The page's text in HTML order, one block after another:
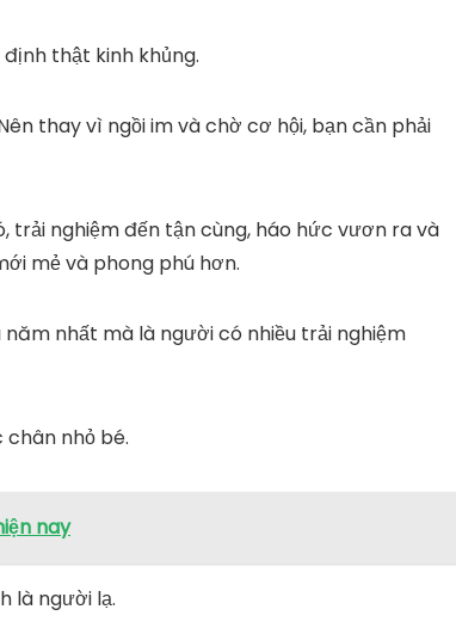
thật kinh khủng.
thay vì ngồi im và chờ cơ hội, bạn cần phải
trải nghiệm đến tận cùng, háo hức vươn ra và
mẻ và phong phú hơn.
năm nhất mà là người có nhiều trải nghiệm
nhỏ bé.
nay
là người lạ.